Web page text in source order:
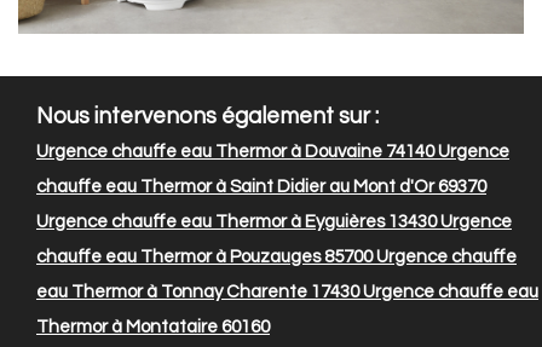
Nous intervenons également sur :
Urgence chauffe eau Thermor à Douvaine 74140Urgence
chauffe eau Thermor à Saint Didier au Mont d'Or 69370
Urgence chauffe eau Thermor à Eyguières 13430Urgence
chauffe eau Thermor à Pouzauges 85700Urgence chauffe
eau Thermor à Tonnay Charente 17430Urgence chauffe eau
Thermor à Montataire 60160